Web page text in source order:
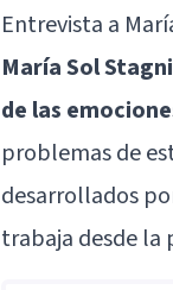
Entrevista a
María Sol
de las
problemas de
desarrollados
trabaja desde la